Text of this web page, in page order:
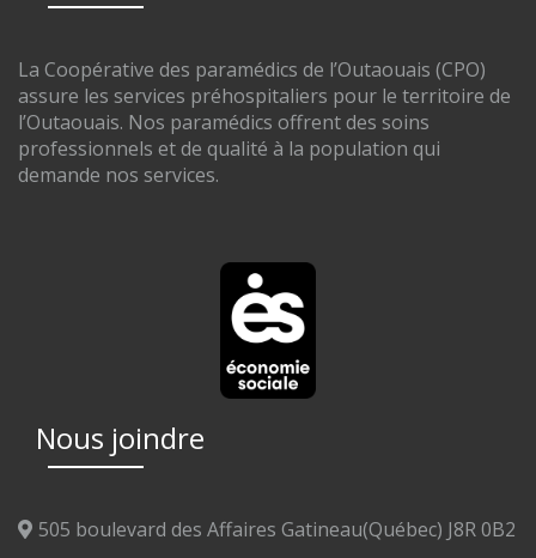
La Coopérative des paramédics de l’Outaouais (CPO)
assure les services préhospitaliers pour le territoire de
l’Outaouais. Nos paramédics offrent des soins
professionnels et de qualité à la population qui
demande nos services.
Nous joindre
505 boulevard des Affaires Gatineau(Québec) J8R 0B2